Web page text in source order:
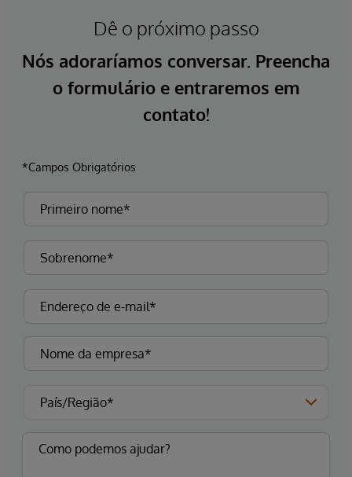
Dê o próximo passo
Nós adoraríamos conversar. Preencha
o formulário e entraremos em
contato!
*Campos Obrigatórios